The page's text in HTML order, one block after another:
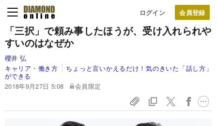
ログイン
「三択」で頼み事したほうが、受け入れられや
すいのはなぜか
櫻井 弘
キャリア・働き方
ちょっと言いかえるだけ！気のきいた「話し方」
ができる
2018年9月27日 5:08
会員限定